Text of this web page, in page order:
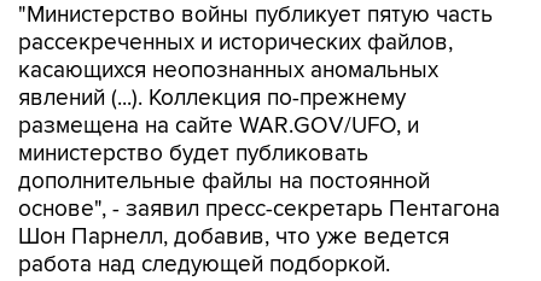
"Министерство войны публикует пятую часть
рассекреченных и исторических файлов,
касающихся неопознанных аномальных
явлений (...). Коллекция по-прежнему
размещена на сайте WAR.GOV/UFO, и
министерство будет публиковать
дополнительные файлы на постоянной
основе", - заявил пресс-секретарь Пентагона
Шон Парнелл, добавив, что уже ведется
работа над следующей подборкой.